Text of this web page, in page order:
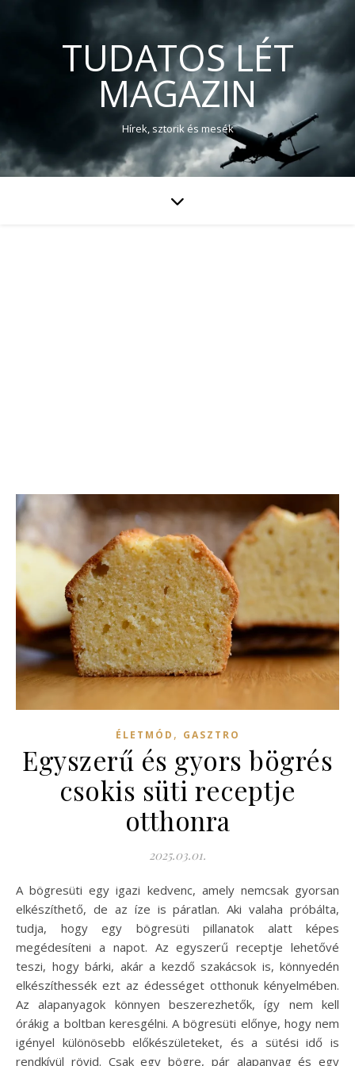
TUDATOS LÉT
MAGAZIN
Hírek, sztorik és mesék
ÉLETMÓD , GASZTRO
Egyszerű és gyors bögrés
csokis süti receptje
otthonra
2025.03.01.
A bögresüti egy igazi kedvenc, amely nemcsak gyorsan
elkészíthető, de az íze is páratlan. Aki valaha próbálta,
tudja, hogy egy bögresüti pillanatok alatt képes
megédesíteni a napot. Az egyszerű receptje lehetővé
teszi, hogy bárki, akár a kezdő szakácsok is, könnyedén
elkészíthessék ezt az édességet otthonuk kényelmében.
Az alapanyagok könnyen beszerezhetők, így nem kell
órákig a boltban keresgélni. A bögresüti előnye, hogy nem
igényel különösebb előkészületeket, és a sütési idő is
rendkívül rövid. Csak egy bögre, pár alapanyag és egy